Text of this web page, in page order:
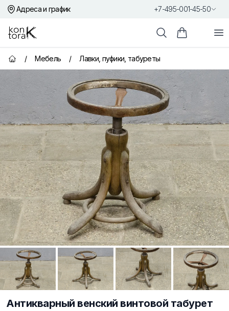
Адреса и график +7-495-001-45-50
Контора К
ПоискКорзина
Главная страница
/ Мебель / Лавки, пуфики, табуреты
Антикварный венский винтовой табурет